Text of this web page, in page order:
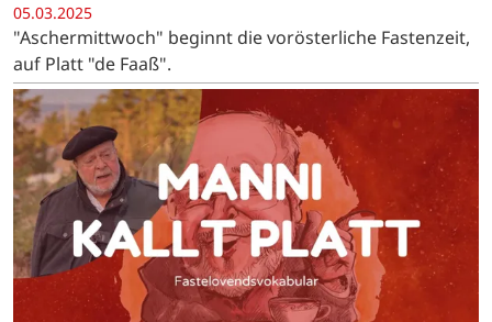
05.03.2025
"Aschermittwoch" beginnt die vorösterliche Fastenzeit,
auf Platt "de Faaß".